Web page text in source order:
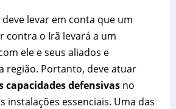
levar em conta que um
contra o Irã levará a um
ele e seus aliados e
região. Portanto, deve atuar
capacidades defensivas no
instalações essenciais. Uma das